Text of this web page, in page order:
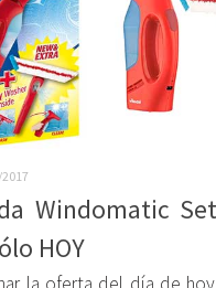
Windomatic
HOY